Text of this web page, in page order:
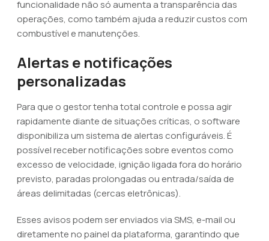
funcionalidade não só aumenta a transparência das
operações, como também ajuda a reduzir custos com
combustível e manutenções.
Alertas e notificações
personalizadas
Para que o gestor tenha total controle e possa agir
rapidamente diante de situações críticas, o software
disponibiliza um sistema de alertas configuráveis. É
possível receber notificações sobre eventos como
excesso de velocidade, ignição ligada fora do horário
previsto, paradas prolongadas ou entrada/saída de
áreas delimitadas (cercas eletrônicas).
Esses avisos podem ser enviados via SMS, e-mail ou
diretamente no painel da plataforma, garantindo que